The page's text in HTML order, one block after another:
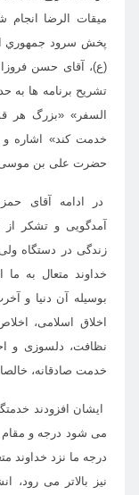
ميقات الرضا انجام
پخش سرود جمهوري
(ع)، آقای حسن
تشریح برنامه ها به
السفر» «بزرگ هر
خدمت کند» اشاره و
حضرت علی بن موسی
در ادامه آقای
آمدگویی و تشکر
زندگی در دستگاه
خداوند متعال به
بوسیله آن دنیا و
اخلاق اسلامی،
نظافت، دلسوزی و
خدمت صادقانه،
ایشان افزودند
می شود درجه و مقام
درجه ما نزد خداوند
نیز بالاتر می رود،